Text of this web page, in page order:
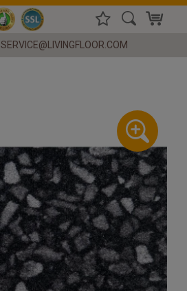
SERVICE@LIVINGFLOOR.COM